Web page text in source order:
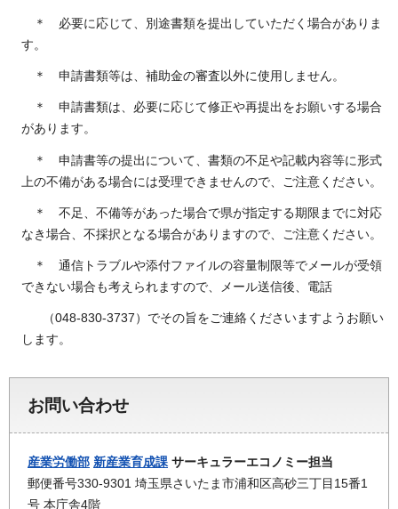
＊ 必要に応じて、別途書類を提出していただく場合がありま
す。
＊ 申請書類等は、補助金の審査以外に使用しません。
＊ 申請書類は、必要に応じて修正や再提出をお願いする場合
があります。
＊ 申請書等の提出について、書類の不足や記載内容等に形式
上の不備がある場合には受理できませんので、ご注意ください。
＊ 不足、不備等があった場合で県が指定する期限までに対応
なき場合、不採択となる場合がありますので、ご注意ください。
＊ 通信トラブルや添付ファイルの容量制限等でメールが受領
できない場合も考えられますので、メール送信後、電話
（048-830-3737）でその旨をご連絡くださいますようお願い
します。
お問い合わせ
産業労働部 新産業育成課 サーキュラーエコノミー担当
郵便番号330-9301 埼玉県さいたま市浦和区高砂三丁目15番1
号 本庁舎4階